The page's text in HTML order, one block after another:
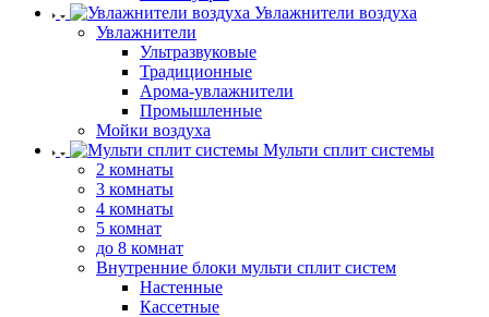
Увлажнители воздуха
Увлажнители
Ультразвуковые
Традиционные
Арома-увлажнители
Промышленные
Мойки воздуха
Мульти сплит системы
2 комнаты
3 комнаты
4 комнаты
5 комнат
до 8 комнат
Внутренние блоки мульти сплит систем
Настенные
Кассетные